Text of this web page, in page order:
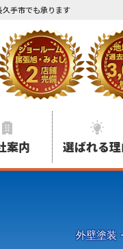
手市でも承ります
案内 選ばれる
外壁塗装